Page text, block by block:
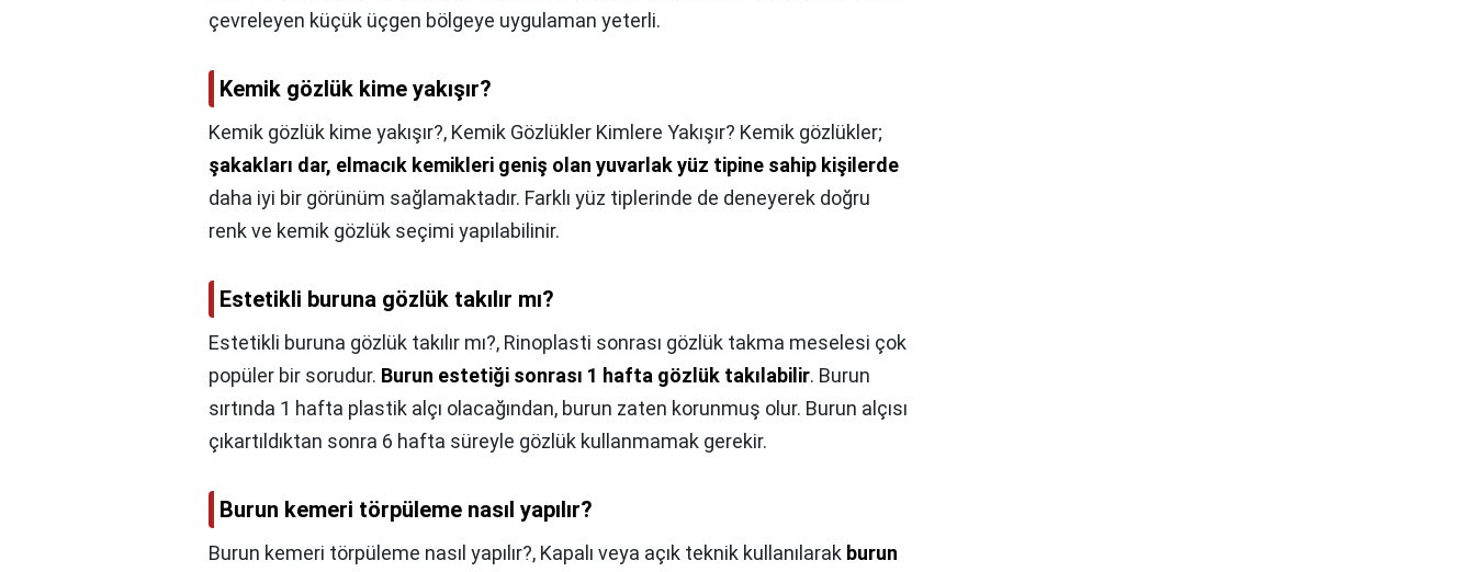
çevreleyen küçük üçgen bölgeye uygulaman yeterli.
Kemik gözlük kime yakışır?
Kemik gözlük kime yakışır?, Kemik Gözlükler Kimlere Yakışır? Kemik gözlükler;
şakakları dar, elmacık kemikleri geniş olan yuvarlak yüz tipine sahip kişilerde
daha iyi bir görünüm sağlamaktadır. Farklı yüz tiplerinde de deneyerek doğru
renk ve kemik gözlük seçimi yapılabilinir.
Estetikli buruna gözlük takılır mı?
Estetikli buruna gözlük takılır mı?, Rinoplasti sonrası gözlük takma meselesi çok
popüler bir sorudur. Burun estetiği sonrası 1 hafta gözlük takılabilir. Burun
sırtında 1 hafta plastik alçı olacağından, burun zaten korunmuş olur. Burun alçısı
çıkartıldıktan sonra 6 hafta süreyle gözlük kullanmamak gerekir.
Burun kemeri törpüleme nasıl yapılır?
Burun kemeri törpüleme nasıl yapılır?, Kapalı veya açık teknik kullanılarak burun